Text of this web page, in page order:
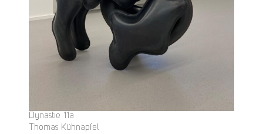
Dynastie 11a
Thomas Kühnapfel